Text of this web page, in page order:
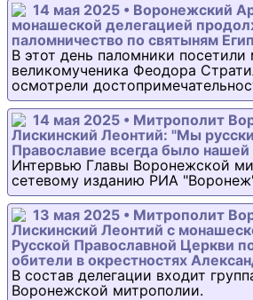
14 мая 2025 • Воронежский
монашеской делегацией
паломничество по святыням
В этот день паломники
великомученика Феодора
осмотрели
14 мая 2025 • Митрополит
Лискинский Леонтий: "Мы
Православие всегда было нашей
Интервью Главы Воронежской
сетевому изданию РИА
13 мая 2025 • Митрополит
Лискинский Леонтий с
Русской Православной Церкви
обители в окрестностях
В состав делегации входит
Воронежской митрополии.